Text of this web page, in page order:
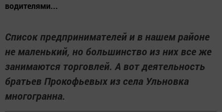
водителями...
Список предпринимателей и в нашем районе
не маленький, но большинство из них все же
занимаются торговлей. А вот деятельность
братьев Прокофьевых из села Ульновка
многогранна.